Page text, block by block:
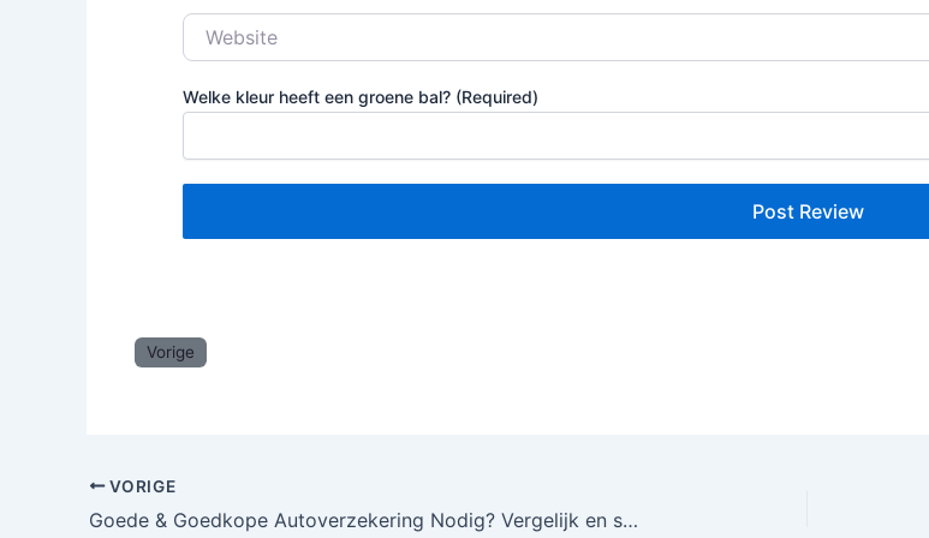
Website
Welke kleur heeft een groene bal? (Required)
Vorige
VORIGE
Goede & Goedkope Autoverzekering Nodig? Vergelijk en stap snel over!